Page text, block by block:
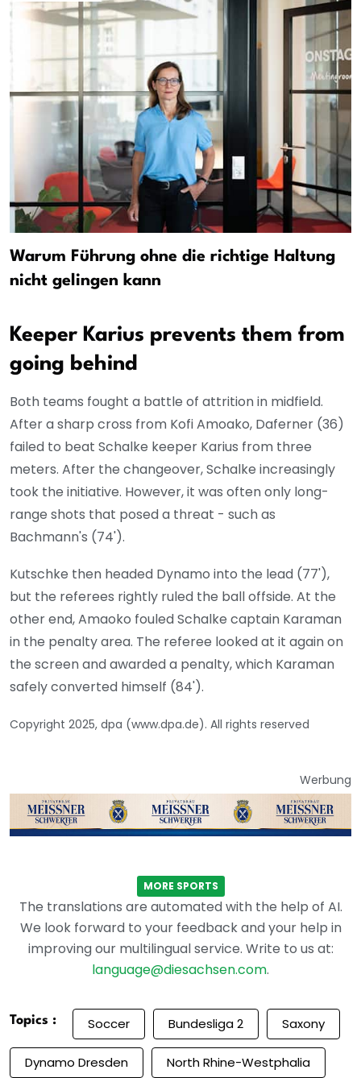
Warum Führung ohne die richtige Haltung
nicht gelingen kann
Keeper Karius prevents them from
going behind
Both teams fought a battle of attrition in midfield.
After a sharp cross from Kofi Amoako, Daferner (36)
failed to beat Schalke keeper Karius from three
meters. After the changeover, Schalke increasingly
took the initiative. However, it was often only long-
range shots that posed a threat - such as
Bachmann's (74').
Kutschke then headed Dynamo into the lead (77'),
but the referees rightly ruled the ball offside. At the
other end, Amaoko fouled Schalke captain Karaman
in the penalty area. The referee looked at it again on
the screen and awarded a penalty, which Karaman
safely converted himself (84').
Copyright 2025, dpa (www.dpa.de). All rights reserved
Werbung
MORE SPORTS
The translations are automated with the help of AI.
We look forward to your feedback and your help in
improving our multilingual service. Write to us at:
language@diesachsen.com.
Topics : Soccer Bundesliga 2 Saxony
Dynamo Dresden North Rhine-Westphalia